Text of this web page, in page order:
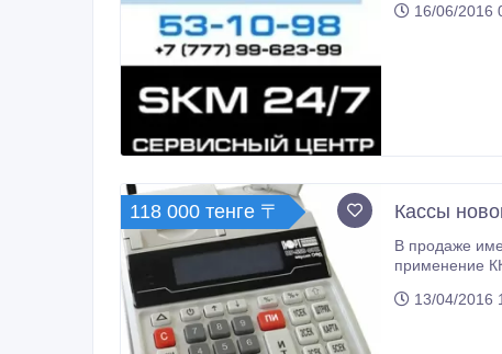
Восточно-
16/06/2016
118 000 тенге 〒 Кассы
В продаже
применение ККМ с
последующем
13/04/2016